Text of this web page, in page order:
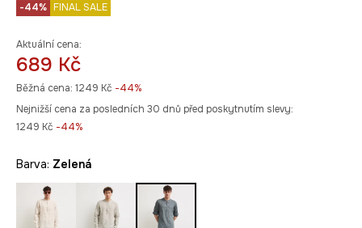
-44% FINAL SALE
Aktuální cena:
689 Kč
Běžná cena: 1249 Kč -44%
Nejnižší cena za posledních 30 dnů před poskytnutím slevy:
1249 Kč -44%
Barva: zelená